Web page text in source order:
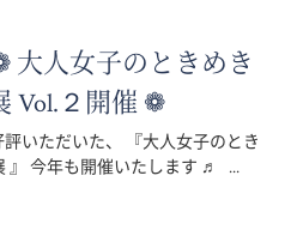
大人女子のときめき
Vol.２開催 ❁
いただいた、 『大人女子のとき
』 今年も開催いたします ♬ ...